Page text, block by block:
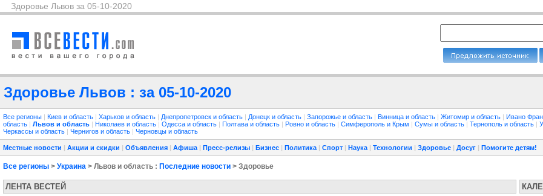
Здоровье Львов за 05-10-2020
Здоровье Львов : за 05-10-2020
Все регионы | Киев и область | Харьков и область | Днепропетровск и область | Донецк и область | Запорожье и область | Винница и область | Житомир и область | Ивано
область | Львов и область | Николаев и область | Одесса и область | Полтава и область | Ровно и область | Симферополь и Крым | Сумы и область | Тернополь и область |
Черкассы и область | Чернигов и область | Черновцы и область
Местные новости | Акции и скидки | Объявления | Афиша | Пресс-релизы | Бизнес | Политика | Спорт | Наука | Технологии | Здоровье | Досуг | Помогите детям!
Все регионы > Украина > Львов и область : Последние новости > Здоровье
ЛЕНТА ВЕСТЕЙ